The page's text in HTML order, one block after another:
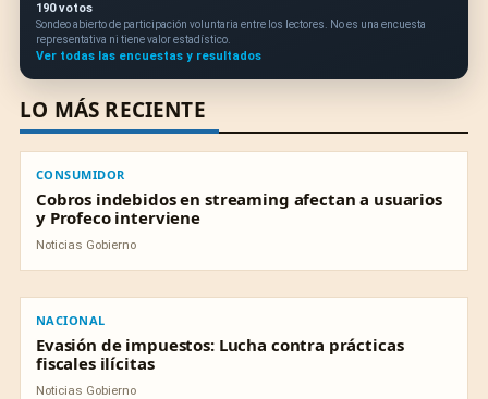
190 votos
Sondeo abierto de participación voluntaria entre los lectores. No es una encuesta
representativa ni tiene valor estadístico.
Ver todas las encuestas y resultados
LO MÁS RECIENTE
CONSUMIDOR
Cobros indebidos en streaming afectan a usuarios
y Profeco interviene
Noticias Gobierno
NACIONAL
Evasión de impuestos: Lucha contra prácticas
fiscales ilícitas
Noticias Gobierno